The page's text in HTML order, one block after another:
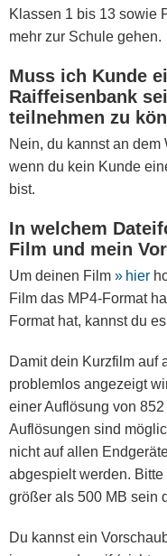
Klassen 1 bis 13 sowie
mehr zur Schule gehen.
Muss ich Kunde
Raiffeisenbank
teilnehmen zu
Nein, du kannst an
wenn du kein Kunde
bist.
In welchem
Film und mein
Um deinen Film hier
Film das MP4-Format
Format hat, kannst du es
Damit dein Kurzfilm auf
problemlos angezeigt
einer Auflösung von
Auflösungen sind
nicht auf allen
abgespielt werden.
größer als 500 MB sein
Du kannst ein